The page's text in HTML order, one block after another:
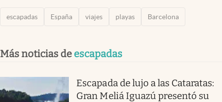
escapadas España viajes playas Barcelona
Más noticias de escapadas
Escapada de lujo a las Cataratas:
Gran Meliá Iguazú presentó su